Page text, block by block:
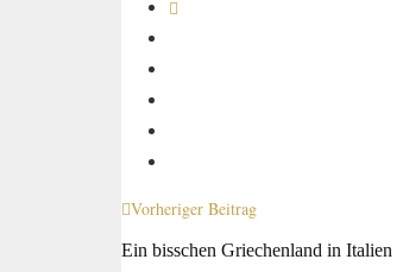
Vorheriger Beitrag
Ein bisschen Griechenland in Italien